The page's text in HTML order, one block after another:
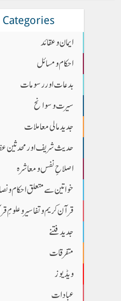
Categories | زُمرہ جات
ایمان وعقائد
احکام و مسائل
بدعات اور رسومات
سیرت و سوانح
جدید مالی معاملات
حدیث شریف اور محدثین
اصلاحِ نفس و معاشرہ
خواتین سے متعلق احکام و
قرآن کریم و تفاسیر و علومِ
جدید فتنے
متفرقات
ویڈیوز
عبادات